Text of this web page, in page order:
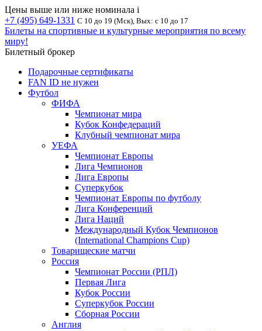
Цены выше или ниже номинала i
+7 (495) 649-1331 С 10 до 19 (Мск), Вых: с 10 до 17
Билеты на спортивные и культурные мероприятия по всему
миру!
Билетный брокер
Подарочные сертификаты
FAN ID не нужен
Футбол
ФИФА
Чемпионат мира
Кубок Конфедераций
Клубный чемпионат мира
УЕФА
Чемпионат Европы
Лига Чемпионов
Лига Европы
Суперкубок
Чемпионат Европы по футболу
Лига Конференций
Лига Наций
Международный Кубок Чемпионов
(International Champions Cup)
Товарищеские матчи
Россия
Чемпионат России (РПЛ)
Первая Лига
Кубок России
Суперкубок России
Сборная России
Англия